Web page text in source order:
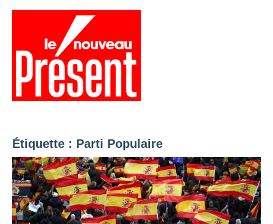
Aller
Étiquette : Parti Populaire